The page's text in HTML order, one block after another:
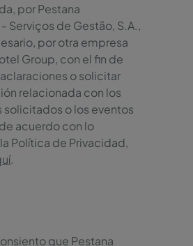
por Pestana
Serviços de Gestão, S.A.,
por otra empresa
Group, con el fin de
o solicitar
relacionada con los
solicitados o los eventos
acuerdo con lo
Política de Privacidad,
.
que Pestana